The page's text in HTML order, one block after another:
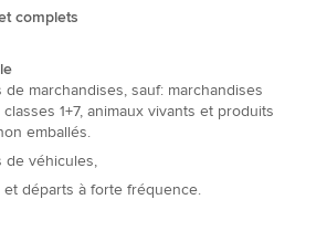
complets
de marchandises, sauf: marchandises
1+7, animaux vivants et produits
emballés.
de véhicules,
et départs à forte fréquence.